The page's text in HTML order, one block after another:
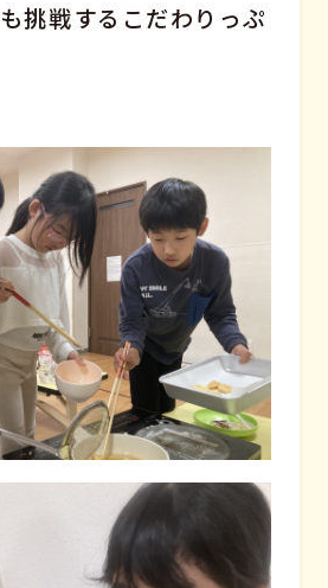
挑戦するこだわりっぷ